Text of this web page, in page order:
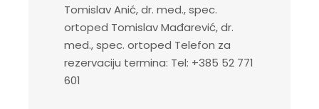
Tomislav Anić, dr. med., spec.
ortoped Tomislav Mađarević, dr.
med., spec. ortoped Telefon za
rezervaciju termina: Tel: +385 52 771
601